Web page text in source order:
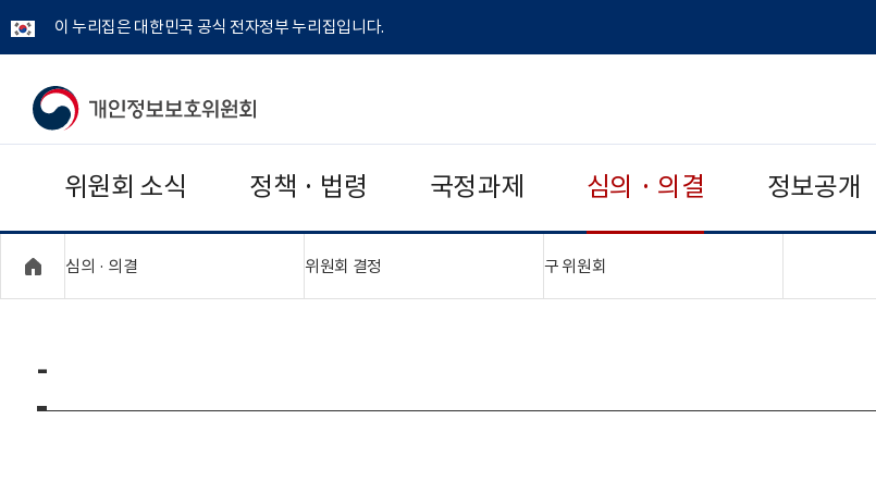
이 누리집은 대한민국 공식 전자정부 누리집입니다.
개
보
보
위
위원회 소식 정책 · 법령 국정과제 심의 · 의결 정보공개
심의 · 의결 위원회 결정 구 위원회
-